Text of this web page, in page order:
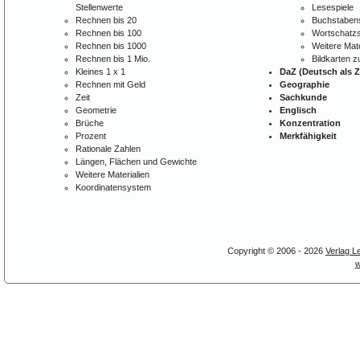
Stellenwerte
Rechnen bis 20
Rechnen bis 100
Rechnen bis 1000
Rechnen bis 1 Mio.
Kleines 1 x 1
Rechnen mit Geld
Zeit
Geometrie
Brüche
Prozent
Rationale Zahlen
Längen, Flächen und Gewichte
Weitere Materialien
Koordinatensystem
Lesespiele
Weitere
Bildkarten
DaZ (Deutsch als
Geographie
Sachkunde
Englisch
Konzentration
Merkfähigkeit
Copyright © 2006 - 2026 Verlag